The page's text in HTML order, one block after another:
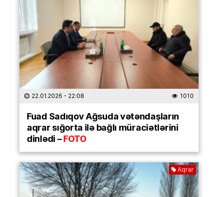
22.01.2026 - 22:08 1010
Fuad Sadıqov Ağsuda vətəndaşların
aqrar sığorta ilə bağlı müraciətlərini
dinlədi –FOTO
Aqrar